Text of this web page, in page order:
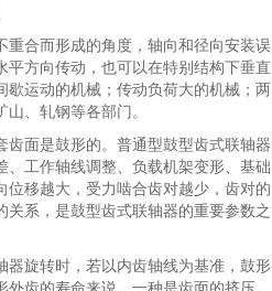
合而形成的角度，轴向和径向安装误
方向传动，也可以在特别结构下垂直
运动的机械；传动负荷大的机械；两
、轧钢等各部门。
面是鼓形的。普通型鼓型齿式联轴器
、工作轴线调整、负载机架变形、基础
移越大，受力啮合齿对越少，齿对的
系，是鼓型齿式联轴器的重要参数之
器旋转时，若以内齿轴线为基准，鼓形